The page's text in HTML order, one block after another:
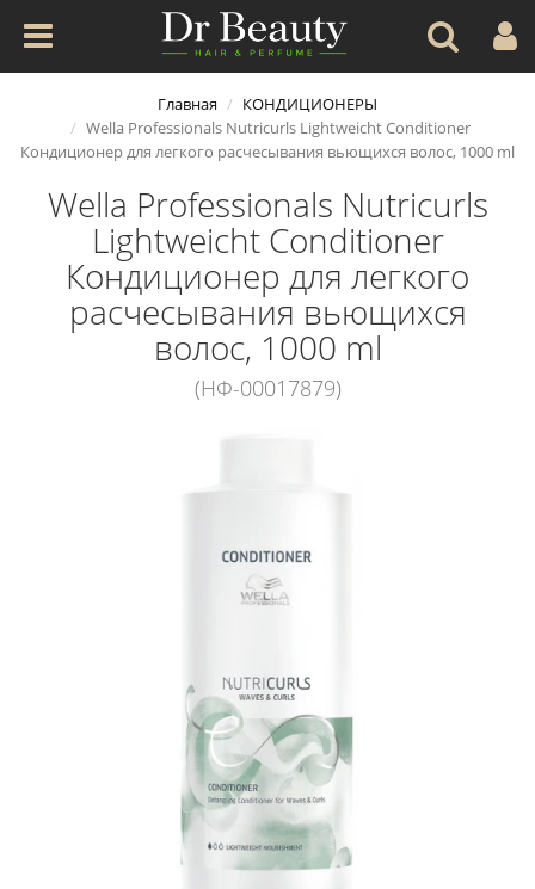
Главная
КОНДИЦИОНЕРЫ
Wella Professionals Nutricurls Lightweicht Conditioner
Кондиционер для легкого расчесывания вьющихся волос, 1000 ml
Wella Professionals Nutricurls
Lightweicht Conditioner
Кондиционер для легкого
расчесывания вьющихся
волос, 1000 ml
(НФ-00017879)